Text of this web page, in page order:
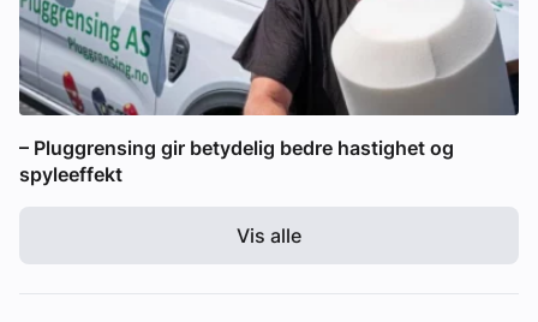
– Pluggrensing gir betydelig bedre hastighet og
spyleeffekt
Vis alle